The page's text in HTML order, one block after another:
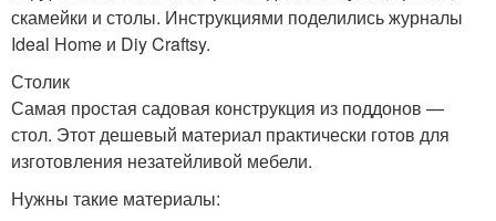
скамейки и столы. Инструкциями поделились журналы
Ideal Home и Diy Craftsy.
Столик
Самая простая садовая конструкция из поддонов —
стол. Этот дешевый материал практически готов для
изготовления незатейливой мебели.
Нужны такие материалы: